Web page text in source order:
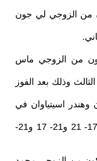
من الزوجي لي جون
من الزوجي ماس
وذلك بعد الفوز
اسيتياوان في
والرابع بنتيجة 2- 1 بواقع أشواط 17- 21 و21- 17 و21-